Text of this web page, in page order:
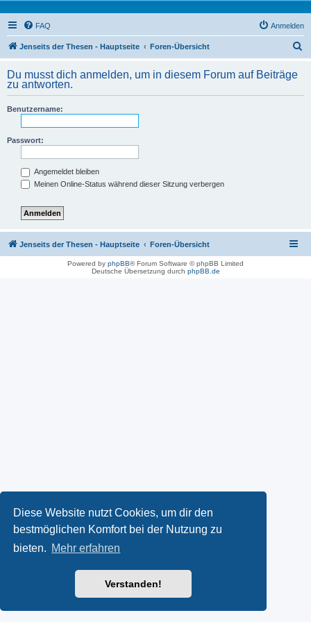
Diese Website nutzt Cookies, um dir den
bestmöglichen Komfort bei der Nutzung zu
bieten. Mehr erfahren
Verstanden!
FAQ Anmelden
Jenseits der Thesen - Hauptseite Foren-Übersicht
h
Du musst dich anmelden, um in diesem Forum auf Beiträge
zu antworten.
Benutzername:
Passwort:
Angemeldet bleiben
Meinen Online-Status während dieser Sitzung verbergen
Jenseits der Thesen - Hauptseite Foren-Übersicht
Powered by phpBB® Forum Software © phpBB Limited
Deutsche Übersetzung durch phpBB.de